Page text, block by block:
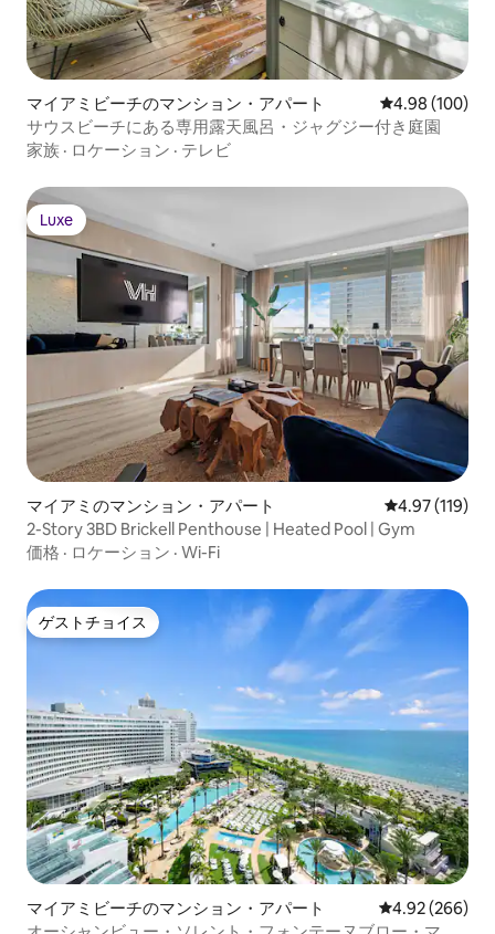
マイアミビーチのマンション・アパート レビュー100
4.98 (100)
サウスビーチにある専用露天風呂・ジャグジー付き庭園
家族 · ロケーション · テレビ
Luxe
Luxe
マイアミのマンション・アパート レビュー119
4.97 (119)
2-Story 3BD Brickell Penthouse | Heated Pool | Gym
価格 · ロケーション · Wi-Fi
ゲストチョイス
ゲストチョイス
マイアミビーチのマンション・アパート レビュー266
4.92 (266)